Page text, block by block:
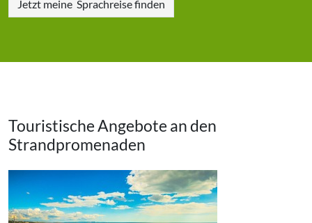
Jetzt meine Sprachreise finden
Touristische Angebote an den
Strandpromenaden